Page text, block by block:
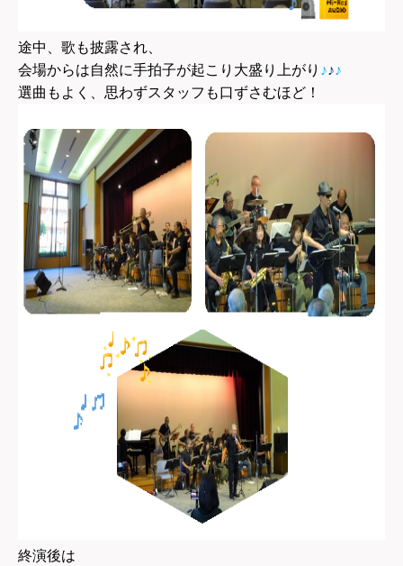
途中、歌も披露され、
会場からは自然に手拍子が起こり大盛り上がり ♪♪♪
選曲もよく、思わずスタッフも口ずさむほど！
終演後は